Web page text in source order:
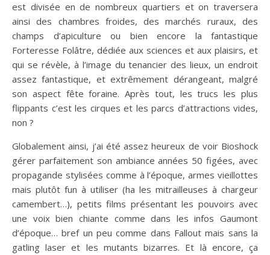
est divisée en de nombreux quartiers et on traversera
ainsi des chambres froides, des marchés ruraux, des
champs d’apiculture ou bien encore la fantastique
Forteresse Folâtre, dédiée aux sciences et aux plaisirs, et
qui se révèle, à l’image du tenancier des lieux, un endroit
assez fantastique, et extrêmement dérangeant, malgré
son aspect fête foraine. Après tout, les trucs les plus
flippants c’est les cirques et les parcs d’attractions vides,
non ?
Globalement ainsi, j’ai été assez heureux de voir Bioshock
gérer parfaitement son ambiance années 50 figées, avec
propagande stylisées comme à l’époque, armes vieillottes
mais plutôt fun à utiliser (ha les mitrailleuses à chargeur
camembert…), petits films présentant les pouvoirs avec
une voix bien chiante comme dans les infos Gaumont
d’époque… bref un peu comme dans Fallout mais sans la
gatling laser et les mutants bizarres. Et là encore, ça